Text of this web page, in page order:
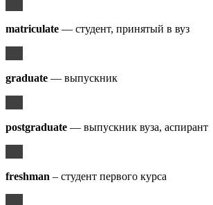
matriculate — студент, принятый в вуз
graduate — выпускник
postgraduate — выпускник вуза, аспирант
freshman – студент первого курса